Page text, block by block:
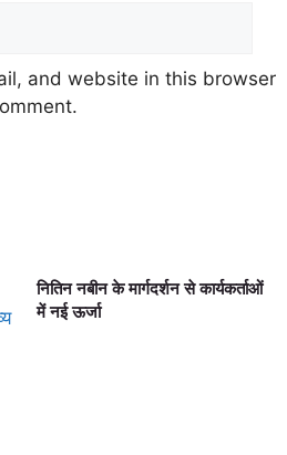
and website in this browser
नितिन नबीन के मार्गदर्शन से कार्यकर्ताओं
में नई ऊर्जा